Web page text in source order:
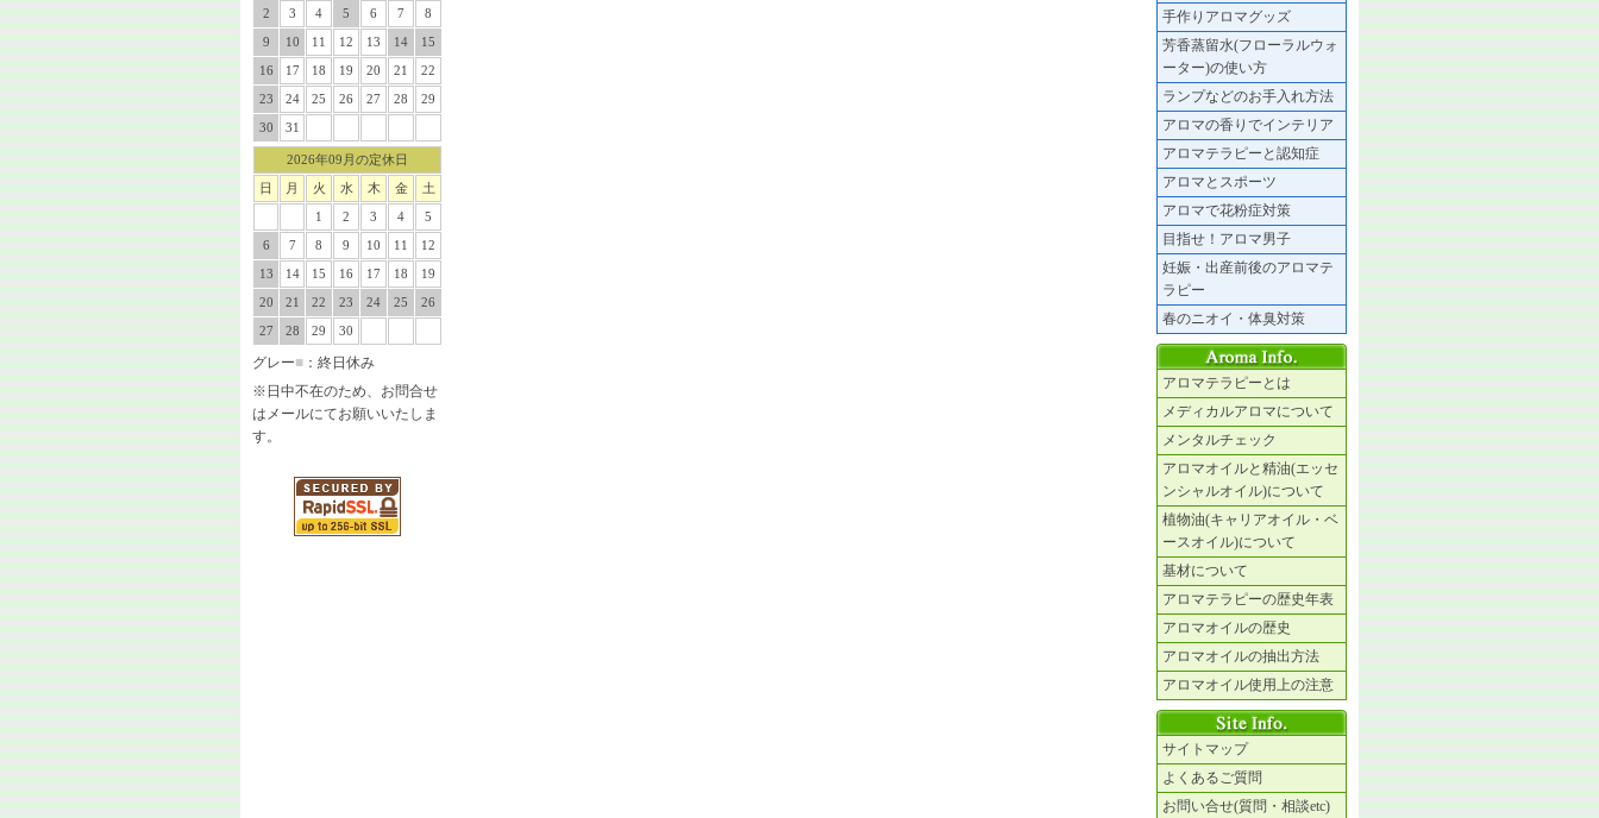
2
3 4 5 6 7
8
9
10 11 12 13 14
15
16
17 18 19 20 21
22
23
24 25 26 27 28
29
30
31
2026年09月の定休日
日
月 火 水 木 金
土
1
2 3 4
5
6
7 8 9 10 11
12
13
14 15 16 17 18
19
20
21 22 23 24 25
26
27
28 29 30
グレー■ ：終日休み
※日中不在のため、お問合せ
はメールにてお願いいたしま
す。
手作りアロマグッズ
芳香蒸留水(フローラルウォ
ーター)の使い方
ランプなどのお手入れ方法
アロマの香りでインテリア
アロマテラピーと認知症
アロマとスポーツ
アロマで花粉症対策
目指せ！アロマ男子
妊娠・出産前後のアロマテ
ラピー
春のニオイ・体臭対策
アロマテラピーとは
メディカルアロマについて
メンタルチェック
アロマオイルと精油(エッセ
ンシャルオイル)について
植物油(キャリアオイル・ベ
ースオイル)について
基材について
アロマテラピーの歴史年表
アロマオイルの歴史
アロマオイルの抽出方法
アロマオイル使用上の注意
サイトマップ
よくあるご質問
お問い合せ(質問・相談etc)